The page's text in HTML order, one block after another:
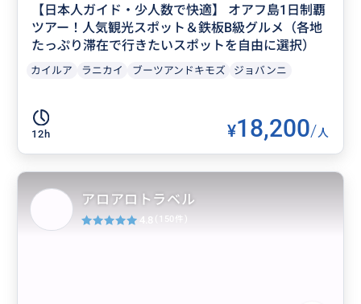
【日本人ガイド・少人数で快適】 オアフ島1日制覇
ツアー！人気観光スポット＆鉄板B級グルメ（各地
たっぷり滞在で行きたいスポットを自由に選択）
カイルア ラニカイ ブーツアンドキモズ ジョバンニ
12h ¥18,200/人
アロアロトラベル
4.8 (150件)